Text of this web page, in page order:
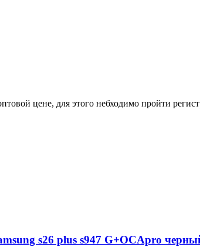
цене, для этого небходимо пройти
s26 plus s947 G+OCApro